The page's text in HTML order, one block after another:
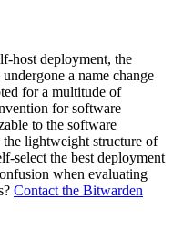
host deployment, the
a name change
for a multitude of
for software
to the software
lightweight structure of
select the best deployment
when evaluating
Contact the Bitwarden